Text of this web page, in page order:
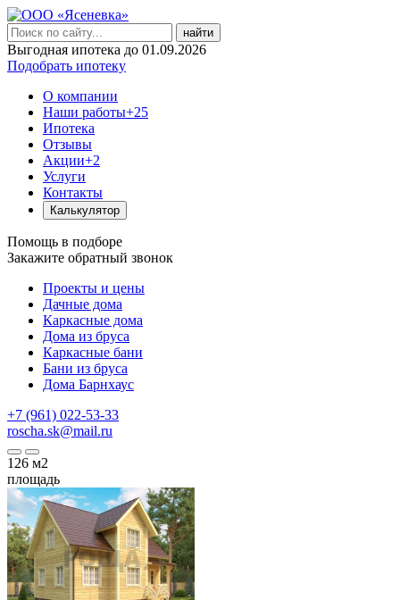
найти
Выгодная ипотека до 01.09.2026
Подобрать ипотеку
О компании
Наши работы+25
Ипотека
Отзывы
Акции+2
Услуги
Контакты
Калькулятор
Помощь в подборе
Закажите обратный звонок
Проекты и цены
Дачные дома
Каркасные дома
Дома из бруса
Каркасные бани
Бани из бруса
Дома Барнхаус
+7 (961) 022-53-33
roscha.sk@mail.ru
126 м2
площадь